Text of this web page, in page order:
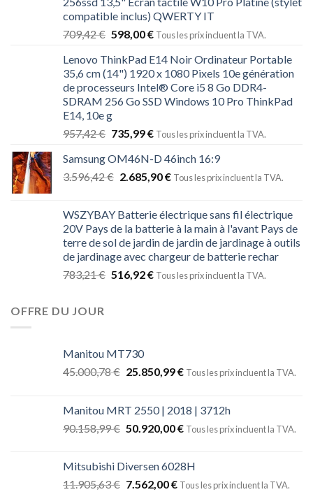
compatible inclus) QWERTY IT
709,42€ 598,00€ Tous les prix incluent la TVA.
Lenovo ThinkPad E14 Noir Ordinateur Portable
35,6 cm (14") 1920 x 1080 Pixels 10e génération
de processeurs Intel® Core i5 8 Go DDR4-
SDRAM 256 Go SSD Windows 10 Pro ThinkPad
E14, 10e g
957,42€ 735,99€ Tous les prix incluent la TVA.
Samsung OM46N-D 46inch 16:9
3.596,42€ 2.685,90€ Tous les prix incluent la TVA.
WSZYBAY Batterie électrique sans fil électrique
20V Pays de la batterie à la main à l'avant Pays de
terre de sol de jardin de jardin de jardinage à outils
de jardinage avec chargeur de batterie rechar
783,21€ 516,92€ Tous les prix incluent la TVA.
OFFRE DU JOUR
Manitou MT730
45.000,78€ 25.850,99€ Tous les prix incluent la TVA.
Manitou MRT 2550 | 2018 | 3712h
90.158,99€ 50.920,00€ Tous les prix incluent la TVA.
Mitsubishi Diversen 6028H
11.905,63€ 7.562,00€ Tous les prix incluent la TVA.